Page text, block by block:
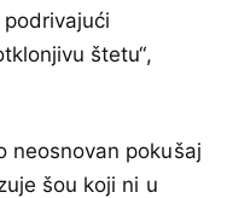
štetu“,
neosnovan pokušaj
šou koji ni u